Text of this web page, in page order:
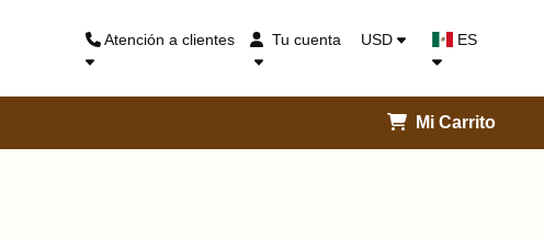
Atención a clientes Tu cuenta USD ES
Mi Carrito